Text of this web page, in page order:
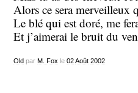
Alors ce sera merveilleux
Le blé qui est doré, me
Et j’aimerai le bruit du
Oldpar M. Fox le 02 Août 2002